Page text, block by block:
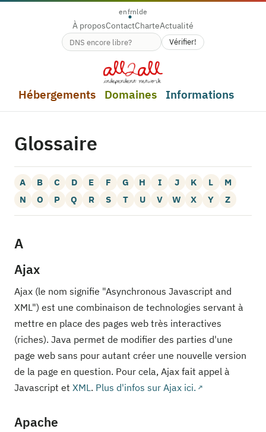
enfrnlde
À proposContactCharteActualité
Disponibilité du nom de domaine
Vérifier!
Hébergements Domaines Informations
Glossaire
A B C D E F G H I J K L
M
N
O P Q R S T U V W X Y Z
A
Ajax
Ajax (le nom signifie "Asynchronous Javascript and
XML") est une combinaison de technologies servant à
mettre en place des pages web très interactives
(riches). Java permet de modifier des parties d'une
page web sans pour autant créer une nouvelle version
de la page en question. Pour cela, Ajax fait appel à
Javascript et XML . Plus d'infos sur Ajax ici.
Apache